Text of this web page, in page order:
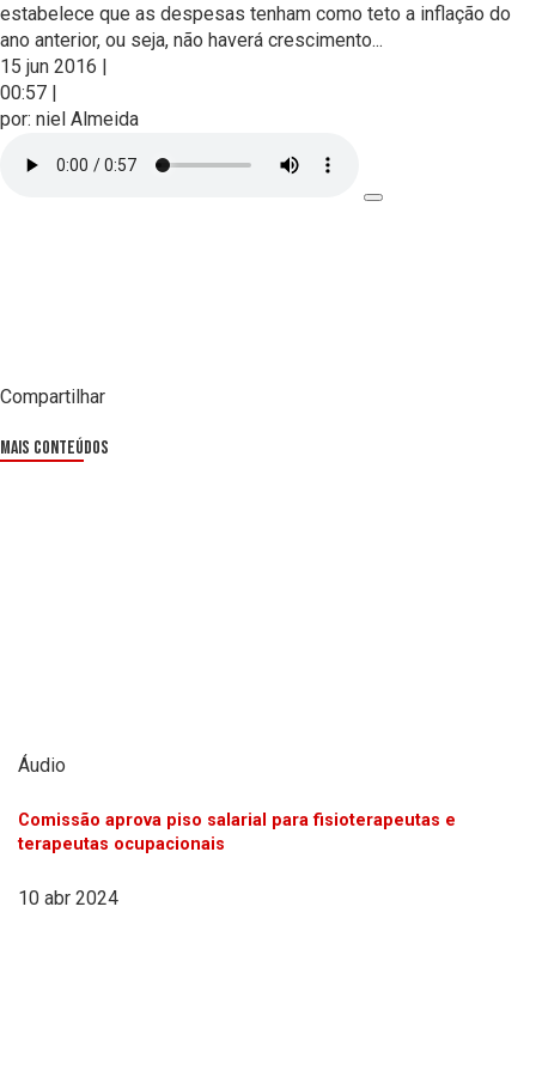
estabelece que as despesas tenham como teto a inflação do
ano anterior, ou seja, não haverá crescimento...
15 jun 2016 |
00:57 |
por: niel Almeida
Compartilhar
Mais Conteúdos
Áudio
Comissão aprova piso salarial para fisioterapeutas e
terapeutas ocupacionais
10 abr 2024